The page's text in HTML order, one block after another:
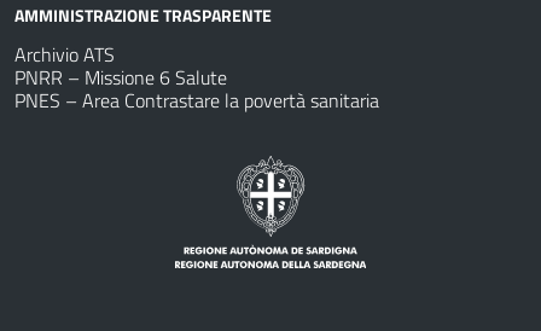
AMMINISTRAZIONE TRASPARENTE
Archivio ATS
PNRR – Missione 6 Salute
PNES – Area Contrastare la povertà sanitaria